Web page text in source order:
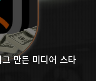
만든 미디어 스타